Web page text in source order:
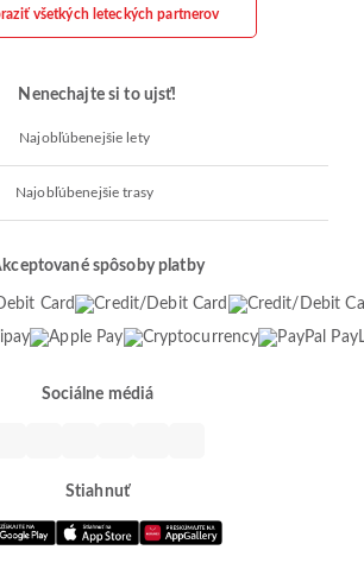
všetkých leteckých partnerov
Nenechajte si to ujsť!
Najobľúbenejšie lety
Najobľúbenejšie trasy
spôsoby platby
Sociálne médiá
Stiahnuť